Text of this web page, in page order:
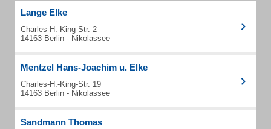
Lange Elke
Charles-H.-King-Str. 2
14163 Berlin - Nikolassee
Mentzel Hans-Joachim u. Elke
Charles-H.-King-Str. 19
14163 Berlin - Nikolassee
Sandmann Thomas